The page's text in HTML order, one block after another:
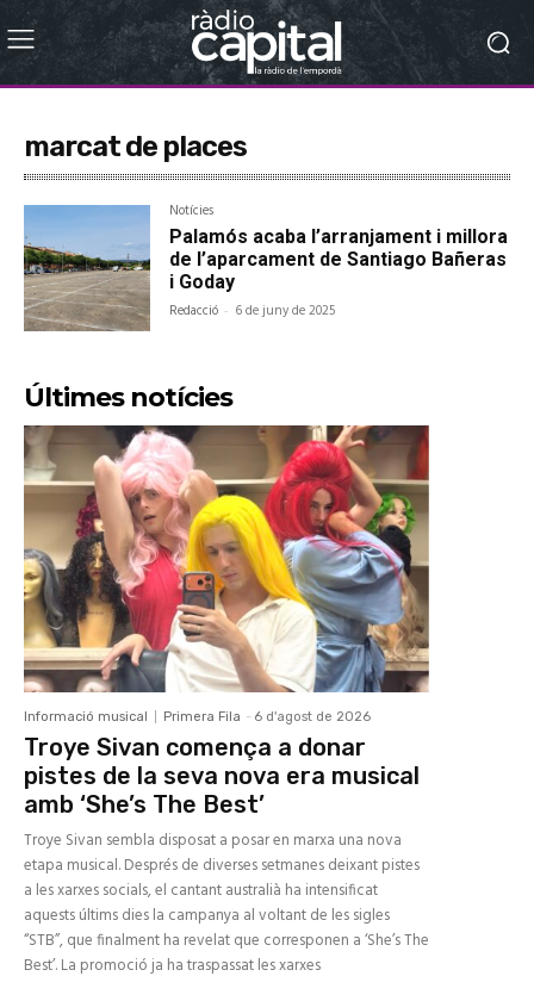
marcat de places
Notícies
Palamós acaba l’arranjament i millora
de l’aparcament de Santiago Bañeras
i Goday
Redacció - 6 de juny de 2025
Últimes notícies
Informació musical Primera Fila - 6 d'agost de 2026
Troye Sivan comença a donar
pistes de la seva nova era musical
amb ‘She’s The Best’
Troye Sivan sembla disposat a posar en marxa una nova
etapa musical. Després de diverses setmanes deixant pistes
a les xarxes socials, el cantant australià ha intensificat
aquests últims dies la campanya al voltant de les sigles
“STB”, que finalment ha revelat que corresponen a ‘She’s The
Best’. La promoció ja ha traspassat les xarxes